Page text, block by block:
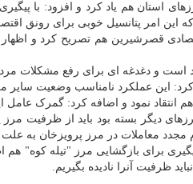
استان هم یاد کرد و افزود: با
امر پتانسیل خوبی برای رونق
قصرشیرین هم تصریح کرد و اظهار
است و دغدغه ای برای رفع مشکلات
این عملکرد نامناسب وضعیت سایر
انتقاد نمود و اضافه کرد: گمرک
دیگر بسته بود باید از ظرفیت
مجدد معاملات در مرز پرویزخان به
برای بازگشایی مرز "تیله کوه" هم
ظرفیت آنرا نادیده بگیریم.